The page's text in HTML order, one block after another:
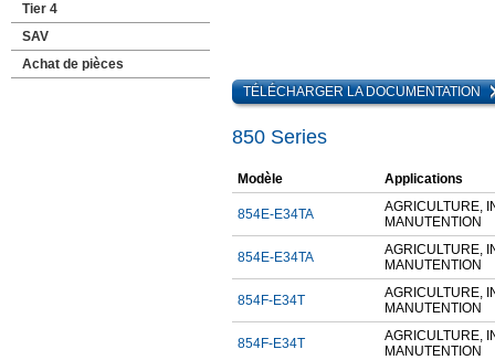
Tier 4
SAV
Achat de pièces
TÉLÉCHARGER LA DOCUMENTATION
850 Series
Modèle Applications
854E-E34TA
AGRICULTURE,
MANUTENTION
854E-E34TA
AGRICULTURE,
MANUTENTION
854F-E34T
AGRICULTURE,
MANUTENTION
854F-E34T
AGRICULTURE,
MANUTENTION